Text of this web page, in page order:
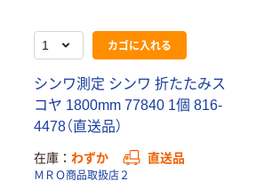
カゴに入れる
シンワ測定 シンワ 折たたみス
コヤ 1800mm 77840 1個 816-
4478（直送品）
在庫 わずか 直送品
ＭＲＯ商品取扱店２
（税込）
A4タテ(コクヨ
￥115~